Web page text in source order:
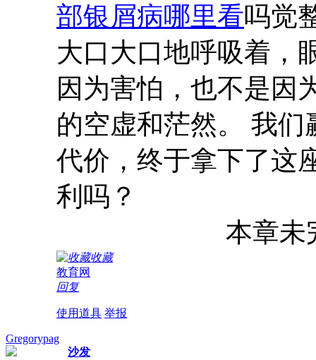
部银屑病哪里看吗觉
大口大口地呼吸着，
因为害怕，也不是
的空虚和茫然。 我
代价，终于拿下了
利吗？
本章未完，点
收藏
教育网
回复
使用道具 举报
Gregorypag
沙发